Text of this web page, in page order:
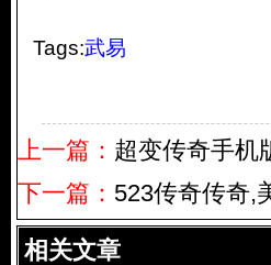
Tags:武易
上一篇： 超变传奇手机
下一篇： 523传奇传奇,
相关文章